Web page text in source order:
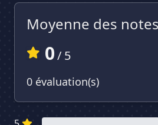
Moyenne des notes
0/ 5
0 évaluation(s)